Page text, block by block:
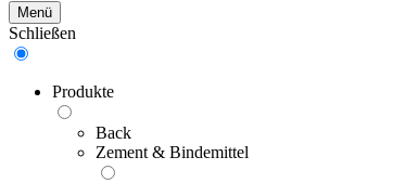
Menü
Schließen
Produkte
Back
Zement & Bindemittel